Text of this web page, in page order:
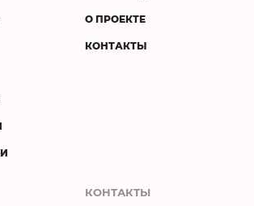
О ПРОЕКТЕ
КОНТАКТЫ
КОНТАКТЫ